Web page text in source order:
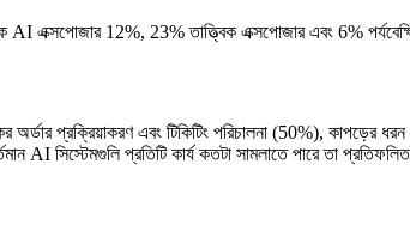
এক্সপোজার 12%, 23% তাত্ত্বিক এক্সপোজার এবং 6%
অর্ডার প্রক্রিয়াকরণ এবং টিকিটিং পরিচালনা (50%),
সিস্টেমগুলি প্রতিটি কার্য কতটা সামলাতে পারে তা